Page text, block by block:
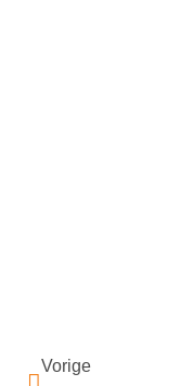
Vorige